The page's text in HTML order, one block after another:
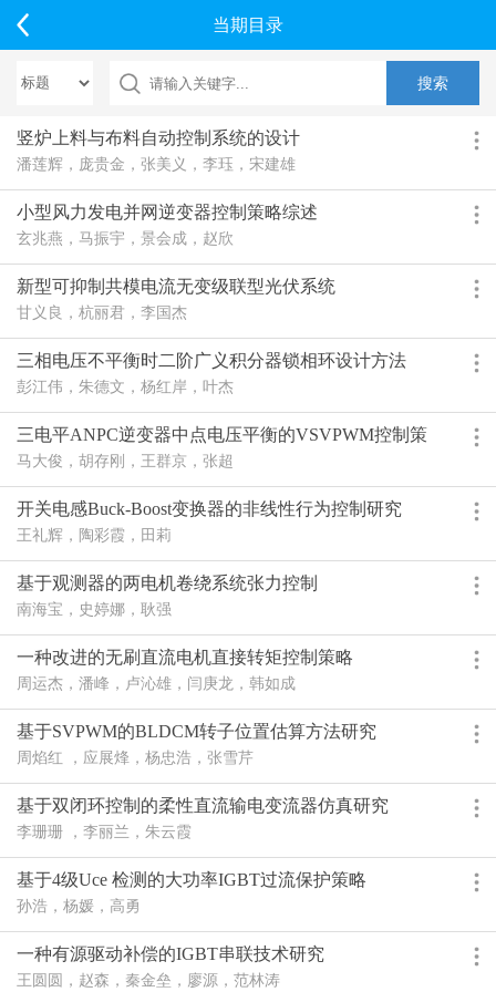
当期目录
竖炉上料与布料自动控制系统的设计
潘莲辉，庞贵金，张美义，李珏，宋建雄
小型风力发电并网逆变器控制策略综述
玄兆燕，马振宇，景会成，赵欣
新型可抑制共模电流无变级联型光伏系统
甘义良，杭丽君，李国杰
三相电压不平衡时二阶广义积分器锁相环设计方法
彭江伟，朱德文，杨红岸，叶杰
三电平ANPC逆变器中点电压平衡的VSVPWM控制策
略
马大俊，胡存刚，王群京，张超
开关电感Buck-Boost变换器的非线性行为控制研究
王礼辉，陶彩霞，田莉
基于观测器的两电机卷绕系统张力控制
南海宝，史婷娜，耿强
一种改进的无刷直流电机直接转矩控制策略
周运杰，潘峰，卢沁雄，闫庚龙，韩如成
基于SVPWM的BLDCM转子位置估算方法研究
周焰红 ，应展烽，杨忠浩，张雪芹
基于双闭环控制的柔性直流输电变流器仿真研究
李珊珊 ，李丽兰，朱云霞
基于4级Uce 检测的大功率IGBT过流保护策略
孙浩，杨媛，高勇
一种有源驱动补偿的IGBT串联技术研究
王圆圆，赵森，秦金垒，廖源，范林涛